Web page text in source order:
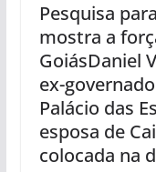
Pesquisa
mostra a
GoiásDaniel
ex-
Palácio das
esposa de
colocada na